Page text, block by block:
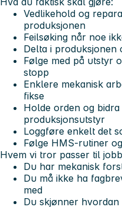
Vedlikehold og
produksjonen
Feilsøking når noe
Delta i produksjonen
Følge med på utstyr
stopp
Enklere mekanisk
fikse
Holde orden og
produksjonsutstyr
Loggføre enkelt det
Følge HMS‑rutiner
Hvem vi tror passer til
Du har mekanisk
Du må ikke ha
med
Du skjønner